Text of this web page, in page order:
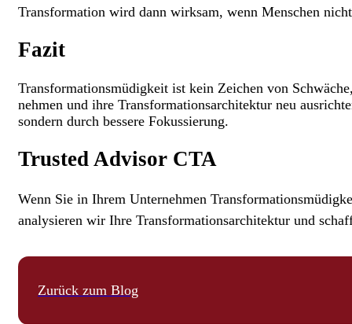
Transformation wird dann wirksam, wenn Menschen
Fazit
Transformationsmüdigkeit ist kein Zeichen von
nehmen und ihre Transformationsarchitektur neu
sondern durch bessere Fokussierung.
Trusted Advisor CTA
Wenn Sie in Ihrem Unternehmen
analysieren wir Ihre Transformationsarchitektur und
Zurück zum Blog